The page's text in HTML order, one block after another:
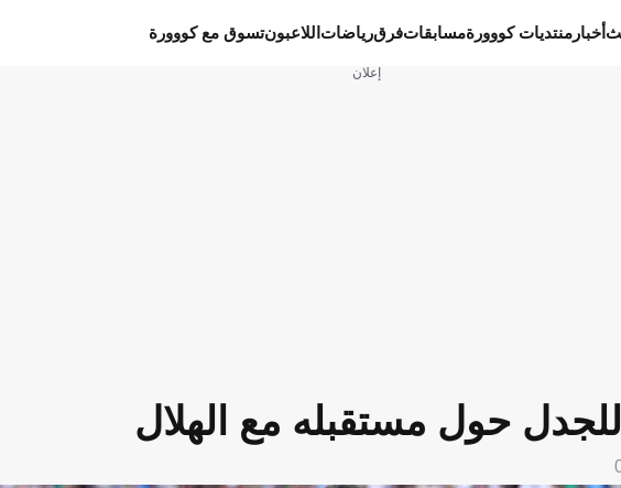
أخبار منتديات كووورةمسابقاتفرقرياضات اللاعبونتسوق مع كووورة
إعلان
حول مستقبله مع الهلال